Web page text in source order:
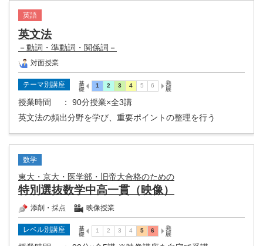
英語
英文法
－動詞・準動詞・関係詞－
対面授業
テーマ別講座
授業時間
： 90分授業×全3講
英文法の頻出分野を学び、重要ポイントの整理を行う
数学
東大・京大・医学部・旧帝大合格のための
特別選抜数学中高一貫（映像）
添削・採点 映像授業
レベル別講座